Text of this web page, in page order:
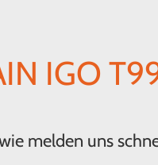
IGO
melden uns